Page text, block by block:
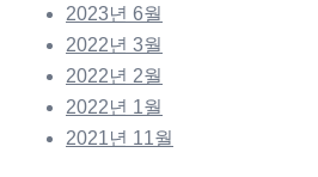
2023년 6월
2022년 3월
2022년 2월
2022년 1월
2021년 11월